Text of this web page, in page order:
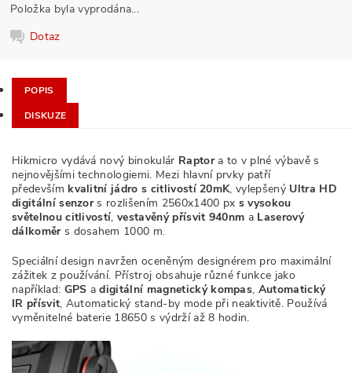
Položka byla vyprodána...
Dotaz
POPIS
DISKUZE
Hikmicro vydává nový binokulár Raptor a to v plné výbavě s
nejnovějšími technologiemi. Mezi hlavní prvky patří
především kvalitní jádro s citlivostí 20mK, vylepšený Ultra HD
digitální senzor s rozlišením 2560x1400 px s vysokou
světelnou citlivostí, vestavěný přísvit 940nm a Laserový
dálkoměr s dosahem 1000 m.
Speciální design navržen oceněným designérem pro maximální
zážitek z používání. Přístroj obsahuje různé funkce jako
například: GPS a digitální magnetický kompas, Automatický
IR přísvit, Automatický stand-by mode při neaktivitě. Používá
vyměnitelné baterie 18650 s výdrží až 8 hodin.